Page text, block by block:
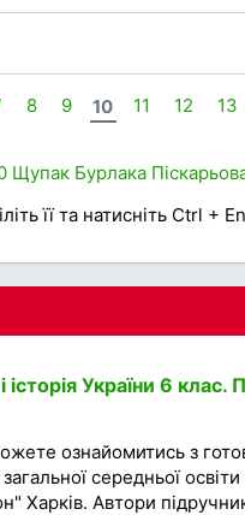
8 9 10 11 12 13
Щупак Бурлака
її та натисніть Ctrl +
історія України 6
ознайомитись з
середньої освіти
Харків. Автори